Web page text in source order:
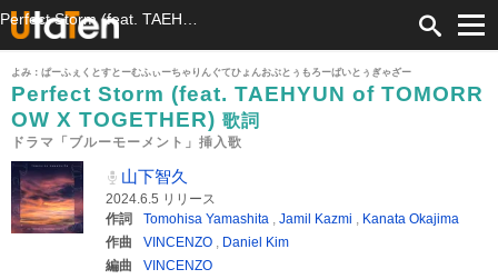
よみ：ぱーふぇくとすとーむふぃーちゃりんぐてひょんおぶとぅもろーばいとぅぎゃざー
Perfect Storm (feat. TAEHYUN of TOMORR
OW X TOGETHER) 歌詞
ドラマ「ブルーモーメント」挿入歌
山下智久
2024.6.5 リリース
作詞
Tomohisa Yamashita , Jamil Kazmi , Kanata Okajima
作曲
VINCENZO , Daniel Kim
編曲
VINCENZO